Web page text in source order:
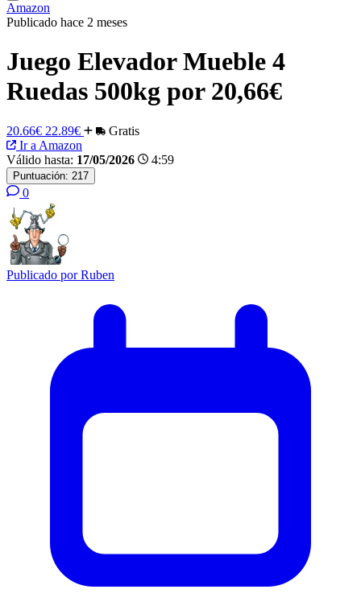
Amazon
Publicado hace 2 meses
Juego Elevador Mueble 4
Ruedas 500kg por 20,66€
20.66€ 22.89€
Gratis
Ir a Amazon
Válido hasta: 17/05/2026 4:59
Puntuación: 217
0
Publicado porRuben